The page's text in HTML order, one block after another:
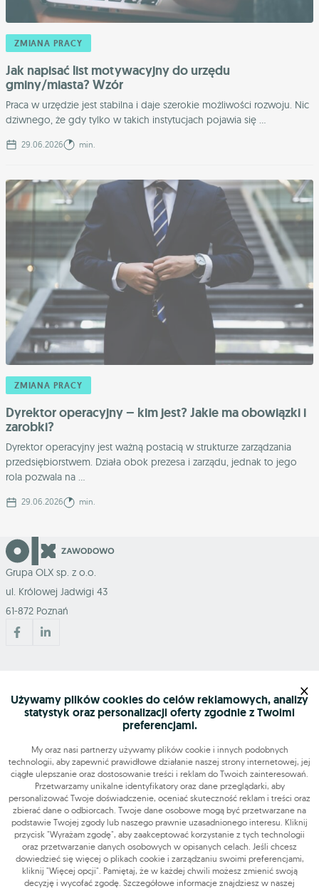
ZMIANA PRACY
Jak napisać list motywacyjny do urzędu
gminy/miasta? Wzór
Praca w urzędzie jest stabilna i daje szerokie możliwości rozwoju. Nic
dziwnego, że gdy tylko w takich instytucjach pojawia się ...
29.06.2026 min.
ZMIANA PRACY
Dyrektor operacyjny – kim jest? Jakie ma obowiązki i
zarobki?
Dyrektor operacyjny jest ważną postacią w strukturze zarządzania
przedsiębiorstwem. Działa obok prezesa i zarządu, jednak to jego
rola pozwala na ...
29.06.2026 min.
Grupa OLX sp. z o.o.
ul. Królowej Jadwigi 43
61-872 Poznań
Znajdź nas
Narzędzia
OLX-praca © 2026. Wszelkie prawa zastrzeżone.
OLX PracaBudowa i remontyProdukcjaAdministracjaSprzedaż
Praca dodatkowa i sezonowa
Używamy plików cookies do celów reklamowych, analizy
statystyk oraz personalizacji oferty zgodnie z Twoimi
preferencjami.
My oraz nasi partnerzy używamy plików cookie i innych podobnych
technologii, aby zapewnić prawidłowe działanie naszej strony internetowej, jej
ciągłe ulepszanie oraz dostosowanie treści i reklam do Twoich zainteresowań.
Przetwarzamy unikalne identyfikatory oraz dane przeglądarki, aby
personalizować Twoje doświadczenie, oceniać skuteczność reklam i treści oraz
zbierać dane o odbiorcach. Twoje dane osobowe mogą być przetwarzane na
podstawie Twojej zgody lub naszego prawnie uzasadnionego interesu. Kliknij
przycisk "Wyrażam zgodę", aby zaakceptować korzystanie z tych technologii
oraz przetwarzanie danych osobowych w opisanych celach. Jeśli chcesz
dowiedzieć się więcej o plikach cookie i zarządzaniu swoimi preferencjami,
kliknij "Więcej opcji". Pamiętaj, że w każdej chwili możesz zmienić swoją
decyzję i wycofać zgodę. Szczegółowe informacje znajdziesz w naszej
×